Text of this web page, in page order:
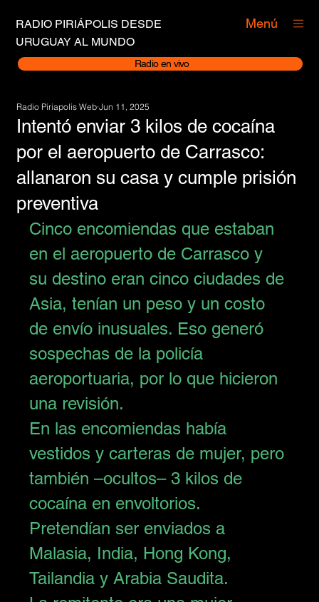
RADIO PIRIÁPOLIS DESDE
URUGUAY AL MUNDO
Radio en vivo
Menú
Intentó enviar 3 kilos de cocaína
por el aeropuerto de Carrasco:
allanaron su casa y cumple prisión
preventiva
Radio Piriapolis Web Jun 11, 2025
Cinco encomiendas que estaban
en el aeropuerto de Carrasco y
su destino eran cinco ciudades de
Asia, tenían un peso y un costo
de envío inusuales. Eso generó
sospechas de la policía
aeroportuaria, por lo que hicieron
una revisión.
En las encomiendas había
vestidos y carteras de mujer, pero
también –ocultos– 3 kilos de
cocaína en envoltorios.
Pretendían ser enviados a
Malasia, India, Hong Kong,
Tailandia y Arabia Saudita.